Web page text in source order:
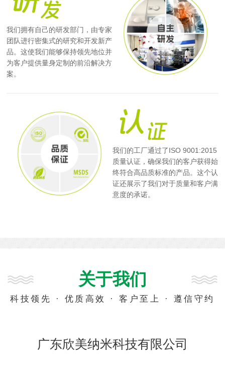
我们拥有自己的研发部门，由专家
团队进行密集式的研究和开发新产
品。这使我们能够保持领先地位并
为客户提供量身定制的前沿解决方
案。
我们的工厂通过了ISO 9001:2015
质量认证，确保我们的客户获得始
终符合高品质标准的产品。这个认
证还展示了我们对于质量和客户满
意度的承诺。
关于我们
科技领先 · 优质高效 · 客户至上 · 遵信守约
广东欣美纳米科技有限公司